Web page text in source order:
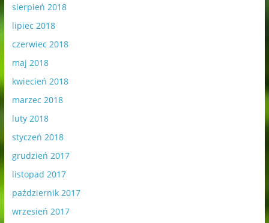
sierpień 2018
lipiec 2018
czerwiec 2018
maj 2018
kwiecień 2018
marzec 2018
luty 2018
styczeń 2018
grudzień 2017
listopad 2017
październik 2017
wrzesień 2017